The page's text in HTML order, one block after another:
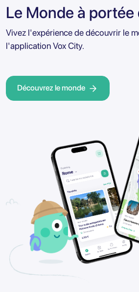
Le Monde à portée
Vivez l'expérience de découvrir le
l'application Vox City.
Découvrez le monde